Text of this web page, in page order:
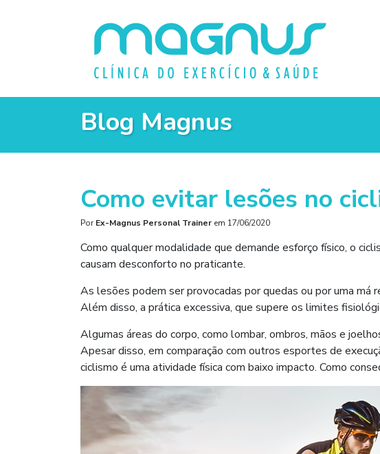
Blog Magnus
Como evitar lesões no
PorEx-Magnus Personal Trainer em 17/06/2020
Como qualquer modalidade que demande esforço físico, o
causam desconforto no praticante.
As lesões podem ser provocadas por quedas ou por uma
Além disso, a prática excessiva, que supere os limites
Algumas áreas do corpo, como lombar, ombros, mãos e
Apesar disso, em comparação com outros esportes de
ciclismo é uma atividade física com baixo impacto. Como